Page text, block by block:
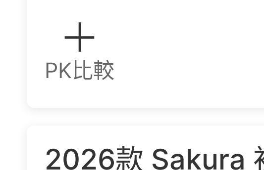
PK比較
2026款 Sakura